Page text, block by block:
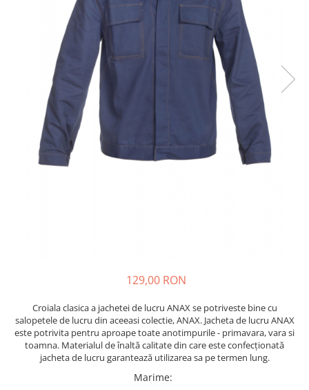
129,00 RON
Croiala clasica a jachetei de lucru ANAX se potriveste bine cu
salopetele de lucru din aceeasi colectie, ANAX. Jacheta de lucru ANAX
este potrivita pentru aproape toate anotimpurile - primavara, vara si
toamna. Materialul de înaltă calitate din care este confecționată
jacheta de lucru garantează utilizarea sa pe termen lung.
Marime: